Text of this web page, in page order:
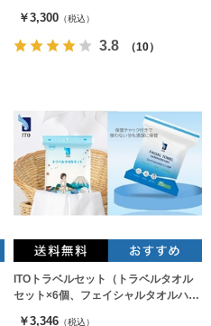
￥3,300 （税込）
3.8 （10）
ITOトラベルセット（トラベルタオル
セット×6個、フェイシャルタオルハン
￥3,346 （税込）